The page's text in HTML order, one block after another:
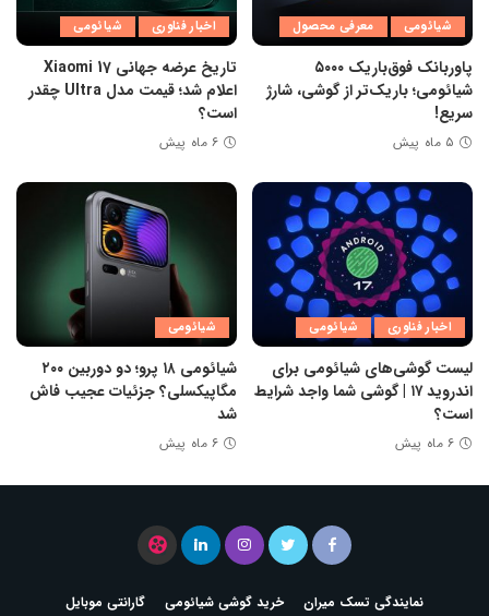
شیائومی معرفی محصول
پاوربانک فوق‌باریک ۵۰۰۰
شیائومی؛ باریک‌تر از گوشی، شارژ
سریع!
۵ ماه پیش
اخبار فناوری شیائومی
تاریخ عرضه جهانی Xiaomi 17
اعلام شد؛ قیمت مدل Ultra چقدر
است؟
۶ ماه پیش
اخبار فناوری شیائومی
لیست گوشی‌های شیائومی برای
اندروید ۱۷ | گوشی شما واجد شرایط
است؟
۶ ماه پیش
شیائومی
شیائومی ۱۸ پرو؛ دو دوربین ۲۰۰
مگاپیکسلی؟ جزئیات عجیب فاش
شد
۶ ماه پیش
نمایندگی تسک میران خرید گوشی شیائومی گارانتی موبایل